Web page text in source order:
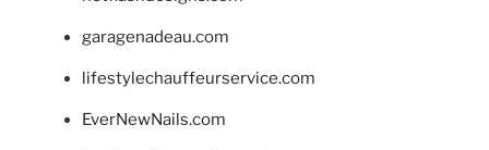
garagenadeau.com
lifestylechauffeurservice.com
EverNewNails.com